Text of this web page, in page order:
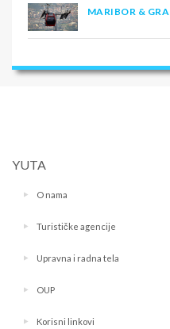
MARIBOR &
YUTA
O nama
Turističke agencije
Upravna i radna tela
OUP
Korisni linkovi